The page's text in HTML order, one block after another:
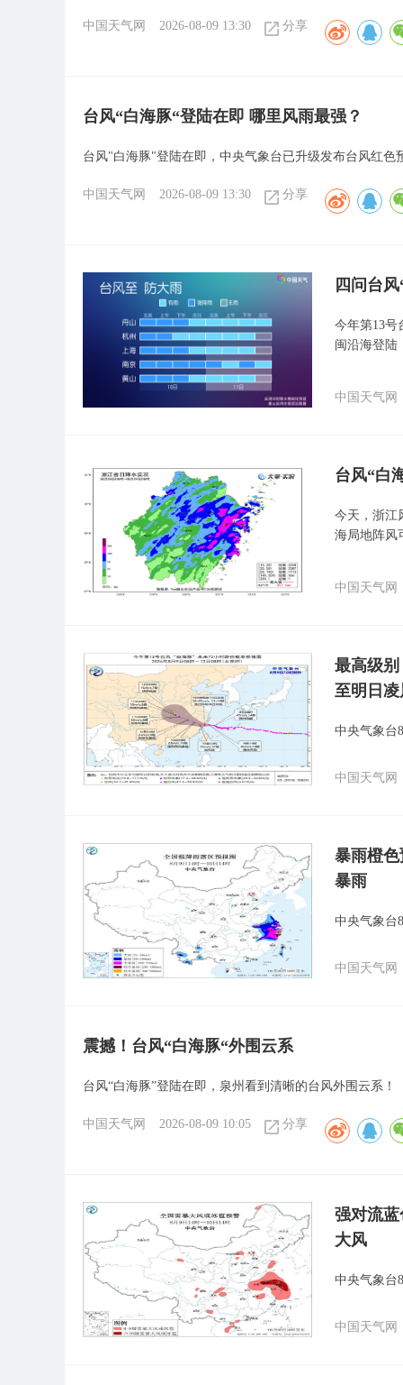
中国天气网 2026-08-09 13:30 分享
台风“白海豚“登陆在即 哪里风雨最强？
台风"白海豚"登陆在即，中央气象台已升级发布台风红色
中国天气网 2026-08-09 13:30 分享
四问台
今年第13号
闽沿海登陆
中国天气网
台风“白
今天，浙江
海局地阵风
中国天气网
最高级
至明日
中央气象台
中国天气网
暴雨橙
暴雨
中央气象台
中国天气网
震撼！台风“白海豚“外围云系
台风“白海豚”登陆在即，泉州看到清晰的台风外围云系！
中国天气网 2026-08-09 10:05 分享
强对流
大风
中央气象台
中国天气网